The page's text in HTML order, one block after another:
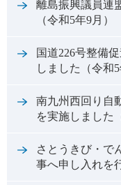
離島振興議員連
（令和5年9月）
国道226号整備
しました（令和5
南九州西回り自
を実施しました
さとうきび・で
事へ申し入れを